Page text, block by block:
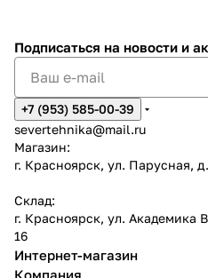
Подписаться на новости и
+7 (953) 585-00-39
severtehnika@mail.ru
Магазин:
г. Красноярск, ул. Парусная,
Склад:
г. Красноярск, ул. Академика
16
Интернет-магазин
Компания